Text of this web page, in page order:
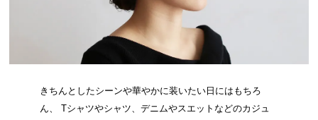
きちんとしたシーンや華やかに装いたい日にはもちろ
ん、 Tシャツやシャツ、デニムやスエットなどのカジュ